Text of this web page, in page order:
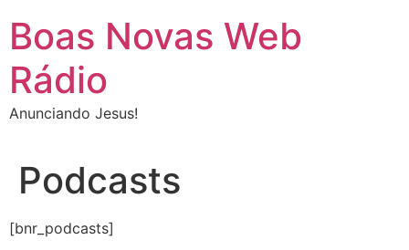
para
conteúdo
Boas Novas Web
Rádio
Anunciando Jesus!
Podcasts
[bnr_podcasts]